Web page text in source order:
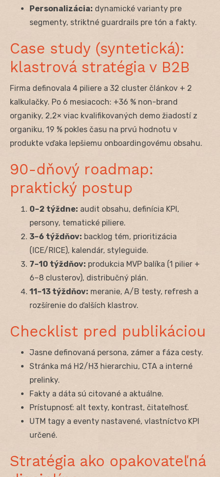
Personalizácia: dynamické varianty pre
segmenty, striktné guardrails pre tón a fakty.
Case study (syntetická):
klastrová stratégia v B2B
Firma definovala 4 piliere a 32 cluster článkov + 2
kalkulačky. Po 6 mesiacoch: +36 % non-brand
organiky, 2,2× viac kvalifikovaných demo žiadostí z
organiku, 19 % pokles času na prvú hodnotu v
produkte vďaka lepšiemu onboardingovému obsahu.
90-dňový roadmap:
praktický postup
0–2 týždne: audit obsahu, definícia KPI,
persony, tematické piliere.
3–6 týždňov: backlog tém, prioritizácia
(ICE/RICE), kalendár, styleguide.
7–10 týždňov: produkcia MVP balíka (1 pilier +
6–8 clusterov), distribučný plán.
11–13 týždňov: meranie, A/B testy, refresh a
rozšírenie do ďalších klastrov.
Checklist pred publikáciou
Jasne definovaná persona, zámer a fáza cesty.
Stránka má H2/H3 hierarchiu, CTA a interné
prelinky.
Fakty a dáta sú citované a aktuálne.
Prístupnosť: alt texty, kontrast, čitateľnosť.
UTM tagy a eventy nastavené, vlastníctvo KPI
určené.
Stratégia ako opakovateľná